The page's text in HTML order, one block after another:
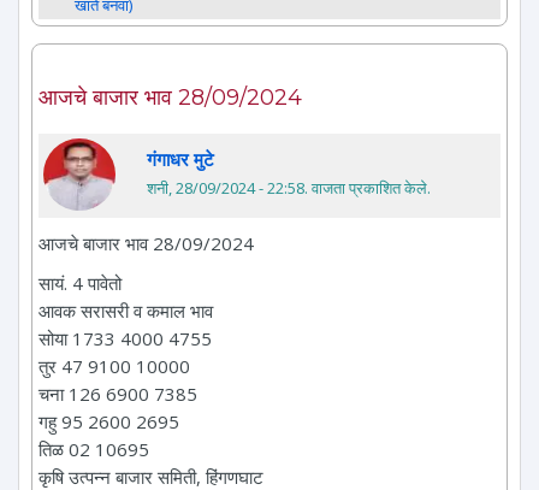
खाते बनवा)
आजचे बाजार भाव 28/09/2024
गंगाधर मुटे
शनी, 28/09/2024 - 22:58. वाजता प्रकाशित केले.
आजचे बाजार भाव 28/09/2024
सायं. 4 पावेतो
आवक सरासरी व कमाल भाव
सोया 1733 4000 4755
तुर 47 9100 10000
चना 126 6900 7385
गहु 95 2600 2695
तिळ 02 10695
कृषि उत्पन्न बाजार समिती, हिंगणघाट